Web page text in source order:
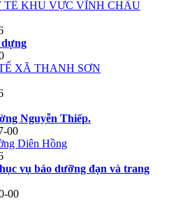
TẾ KHU VỰC VĨNH CHÂU
dựng
XÃ THANH SƠN
Nguyễn Thiếp.
00
Diên Hồng
vụ bảo dưỡng đạn và trang
00